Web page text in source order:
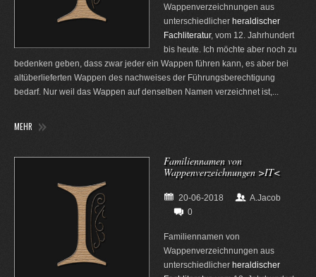
Wappenverzeichnungen aus
unterschiedlicher heraldischer
Fachliteratur, vom 12. Jahrhundert
bis heute. Ich möchte aber noch zu
bedenken geben, dass zwar jeder ein Wappen führen kann, es aber bei
altüberlieferten Wappen des nachweises der Führungsberechtigung
bedarf. Nur weil das Wappen auf denselben Namen verzeichnet ist,...
MEHR
Familiennamen von
Wappenverzeichnungen >IT<
20-06-2018
A.Jacob
0
Familiennamen von
Wappenverzeichnungen aus
unterschiedlicher heraldischer